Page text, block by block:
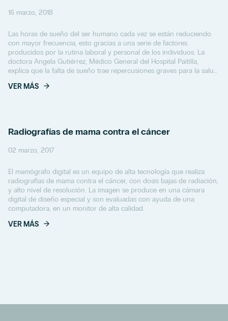
16 marzo, 2018
Las horas de sueño del ser humano cada vez se están reduciendo
con mayor frecuencia, esto gracias a una serie de factores
producidos por la rutina laboral y personal de los individuos. La
doctora Angela Gutiérrez, Médico General del Hospital Paitilla,
explica que la falta de sueño trae repercusiones graves para la salud
del ser humano.
VER MÁS
Radiografías de mama contra el cáncer
02 marzo, 2017
El mamógrafo digital es un equipo de alta tecnología que realiza
radiografías de mama contra el cáncer, con dosis bajas de radiación,
y alto nivel de resolución. La imagen se produce en una cámara
digital de diseño especial y son evaluadas con ayuda de una
computadora, en un monitor de alta calidad.
VER MÁS